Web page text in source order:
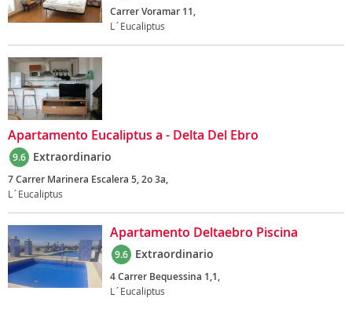
Carrer Voramar 11,
L´Eucaliptus
Apartamento Eucaliptus a - Delta Del Ebro
9.6 Extraordinario
7 Carrer Marinera Escalera 5, 2o 3a,
L´Eucaliptus
Apartamento Deltaebro Piscina
9.6 Extraordinario
4 Carrer Bequessina 1,1,
L´Eucaliptus